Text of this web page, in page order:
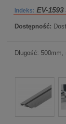
Indeks: EV-1593
Dostępność:
Długość: